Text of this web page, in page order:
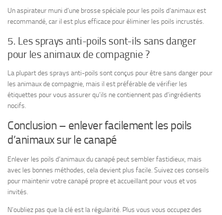
Un aspirateur muni d’une brosse spéciale pour les poils d’animaux est
recommandé, car il est plus efficace pour éliminer les poils incrustés.
5. Les sprays anti-poils sont-ils sans danger
pour les animaux de compagnie ?
La plupart des sprays anti-poils sont conçus pour être sans danger pour
les animaux de compagnie, mais il est préférable de vérifier les
étiquettes pour vous assurer qu’ils ne contiennent pas d’ingrédients
nocifs.
Conclusion – enlever facilement les poils
d’animaux sur le canapé
Enlever les poils d’animaux du canapé peut sembler fastidieux, mais
avec les bonnes méthodes, cela devient plus facile. Suivez ces conseils
pour maintenir votre canapé propre et accueillant pour vous et vos
invités.
N’oubliez pas que la clé est la régularité. Plus vous vous occupez des